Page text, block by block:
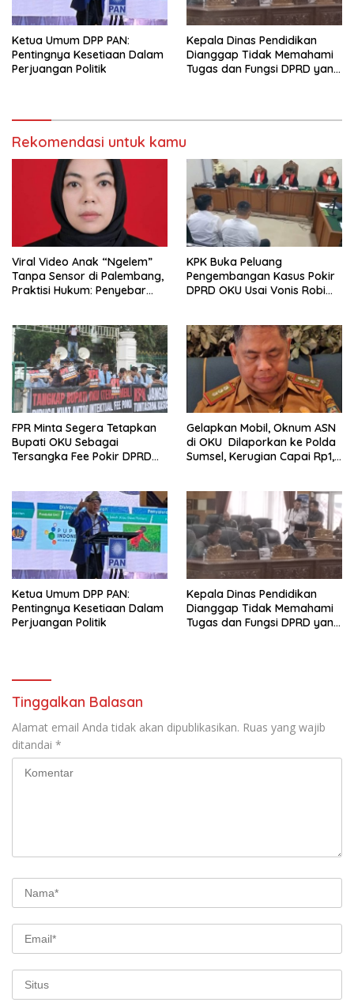
Ketua Umum DPP PAN:
Pentingnya Kesetiaan Dalam
Perjuangan Politik
Kepala Dinas Pendidikan
Dianggap Tidak Memahami
Tugas dan Fungsi DPRD yang
Rekomendasi untuk kamu
Viral Video Anak “Ngelem”
Tanpa Sensor di Palembang,
Praktisi Hukum: Penyebar
KPK Buka Peluang
Pengembangan Kasus Pokir
DPRD OKU Usai Vonis Robi
FPR Minta Segera Tetapkan
Bupati OKU Sebagai
Tersangka Fee Pokir DPRD
Gelapkan Mobil, Oknum ASN
di OKU Dilaporkan ke Polda
Sumsel, Kerugian Capai Rp1,2
Ketua Umum DPP PAN:
Pentingnya Kesetiaan Dalam
Perjuangan Politik
Kepala Dinas Pendidikan
Dianggap Tidak Memahami
Tugas dan Fungsi DPRD yang
Tinggalkan Balasan
Alamat email Anda tidak akan dipublikasikan. Ruas yang wajib
ditandai *